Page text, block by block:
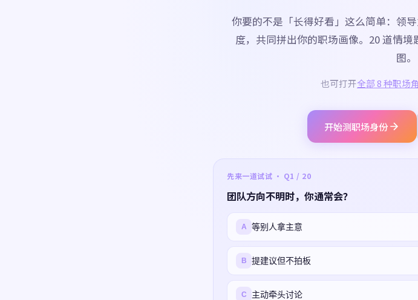
你要的不是「长得好看」这么简单：领
度，共同拼出你的职场画像。20 道情
图。
也可打开全部 8 种职场
开始测职场身份
先来一道试试 · Q1 / 20
团队方向不明时，你通常会？
A 等别人拿主意
B 提建议但不拍板
C 主动牵头讨论